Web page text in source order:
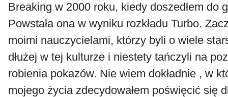
Breaking w 2000 roku, kiedy doszedłem do
Powstała ona w wyniku rozkładu Turbo.
moimi nauczycielami, którzy byli o wiele
dłużej w tej kulturze i niestety tańczyli na
robienia pokazów. Nie wiem dokładnie , w
mojego życia zdecydowałem poświęcić się